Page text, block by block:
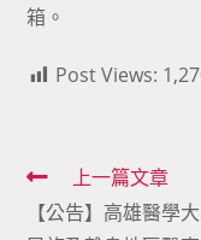
箱。
Post Views:
Read
more
上一篇文章
【公告】高雄醫學